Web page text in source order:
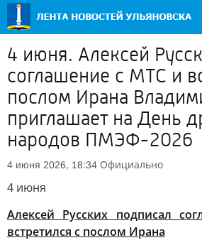
4 июня. Алексей
соглашение с МТС и
послом Ирана
приглашает на День
народов ПМЭФ-2026
4 июня 2026, 18:34 Официально
4 июня
Алексей Русских подписал
встретился с послом Ирана